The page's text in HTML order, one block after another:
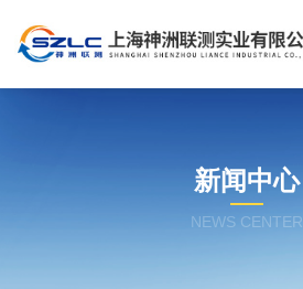
新闻中心
NEWS CENTER